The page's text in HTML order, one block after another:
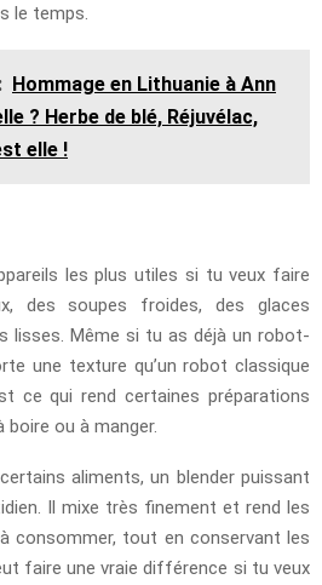
le temps.
Hommage en Lithuanie à Ann
? Herbe de blé, Réjuvélac,
elle !
les plus utiles si tu veux faire
des soupes froides, des glaces
lisses. Même si tu as déjà un robot-
une texture qu’un robot classique
ce qui rend certaines préparations
boire ou à manger.
aliments, un blender puissant
Il mixe très finement et rend les
consommer, tout en conservant les
faire une vraie différence si tu veux